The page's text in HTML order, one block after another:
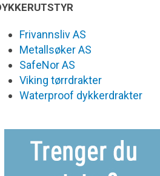
Frivannsliv AS
Metallsøker AS
SafeNor AS
Viking tørrdrakter
Waterproof dykkerdrakter